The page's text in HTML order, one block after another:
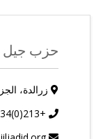
حزب جيل
زرالدة،
+213(0)23322034